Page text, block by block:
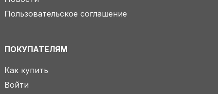
Пользовательское соглашение
ПОКУПАТЕЛЯМ
Как купить
Войти